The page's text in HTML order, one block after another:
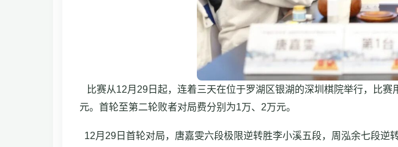
比赛从12月29日起，连着三天在位于罗湖区银湖的深圳棋院举行，比
元。首轮至第二轮败者对局费分别为1万、2万元。
12月29日首轮对局，唐嘉雯六段极限逆转胜李小溪五段，周泓余七段